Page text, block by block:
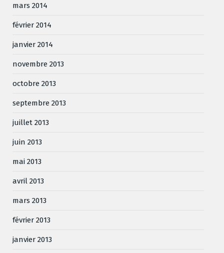
mars 2014
février 2014
janvier 2014
novembre 2013
octobre 2013
septembre 2013
juillet 2013
juin 2013
mai 2013
avril 2013
mars 2013
février 2013
janvier 2013